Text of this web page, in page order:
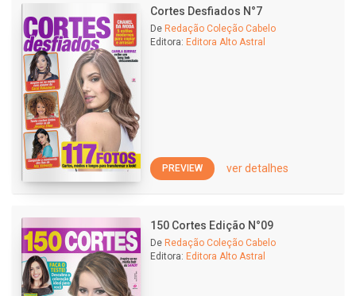
Cortes Desfiados N°7
De Redação Coleção Cabelo
Editora: Editora Alto Astral
PREVIEW ver detalhes
150 Cortes Edição N°09
De Redação Coleção Cabelo
Editora: Editora Alto Astral